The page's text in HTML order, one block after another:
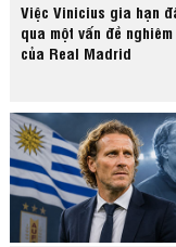
Việc Vinicius gia hạn
qua một vấn đề
của Real Madrid